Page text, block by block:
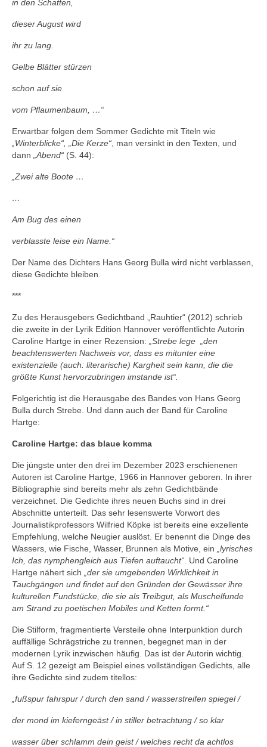
in den Schatten,
dieser August wird
ihr zu lang.
Gelbe Blätter stürzen
schon auf sie
vom Pflaumenbaum, …“
Erwartbar folgen dem Sommer Gedichte mit Titeln wie
„Winterblicke“,
„Die Kerze“ , man versinkt in den Texten, und
dann
„Abend“ (S. 44):
„Zwei alte Boote …
…
Am Bug des einen
verblasste leise ein Name.“
Der Name des Dichters Hans Georg Bulla wird nicht verblassen,
diese Gedichte bleiben.
***
Zu des Herausgebers Gedichtband „Rauhtier“ (2012) schrieb
die zweite in der Lyrik Edition Hannover veröffentlichte Autorin
Caroline Hartge in einer Rezension: „Strebe lege „den
beachtenswerten Nachweis vor, dass es mitunter eine
existenzielle (auch: literarische) Kargheit sein kann, die die
größte Kunst hervorzubringen imstande ist“.
Folgerichtig ist die Herausgabe des Bandes von Hans Georg
Bulla durch Strebe. Und dann auch der Band für Caroline
Hartge:
Caroline Hartge: das blaue komma
Die jüngste unter den drei im Dezember 2023 erschienenen
Autoren ist Caroline Hartge, 1966 in Hannover geboren. In ihrer
Bibliographie sind bereits mehr als zehn Gedichtbände
verzeichnet. Die Gedichte ihres neuen Buchs sind in drei
Abschnitte unterteilt. Das sehr lesenswerte Vorwort des
Journalistikprofessors Wilfried Köpke ist bereits eine exzellente
Empfehlung, welche Neugier auslöst. Er benennt die Dinge des
Wassers, wie Fische, Wasser, Brunnen als Motive, ein
„lyrisches
Ich, das nymphengleich aus Tiefen auftaucht“ . Und Caroline
Hartge nähert sich
„der sie umgebenden Wirklichkeit in
Tauchgängen und findet auf den Gründen der Gewässer ihre
kulturellen Fundstücke, die sie als Treibgut, als Muschelfunde
am Strand zu poetischen Mobiles und Ketten formt.“
Die Stilform, fragmentierte Versteile ohne Interpunktion durch
auffällige Schrägstriche zu trennen, begegnet man in der
modernen Lyrik inzwischen häufig. Das ist der Autorin wichtig.
Auf S. 12 gezeigt am Beispiel eines vollständigen Gedichts, alle
ihre Gedichte sind zudem titellos:
„fußspur fahrspur / durch den sand / wasserstreifen spiegel /
der mond im kieferngeäst / in stiller betrachtung / so klar
wasser über schlamm dein geist / welches recht da achtlos